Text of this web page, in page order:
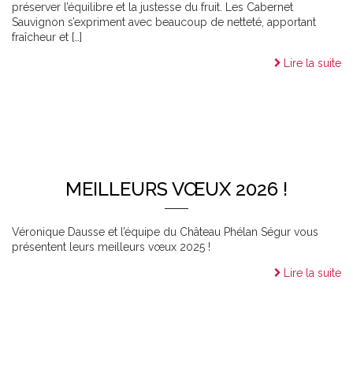
préserver l’équilibre et la justesse du fruit. Les Cabernet
Sauvignon s’expriment avec beaucoup de netteté, apportant
fraîcheur et […]
Lire la suite
MEILLEURS VŒUX 2026 !
Véronique Dausse et l’équipe du Château Phélan Ségur vous
présentent leurs meilleurs vœux 2025 !
Lire la suite